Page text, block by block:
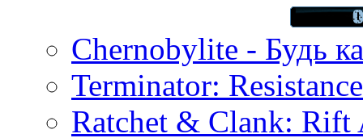
Chernobylite - Будь
Terminator:
Ratchet & Clank: Rift